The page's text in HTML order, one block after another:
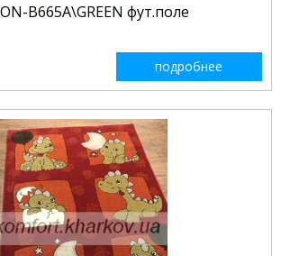
B665A\GREEN фут.поле
подробнее